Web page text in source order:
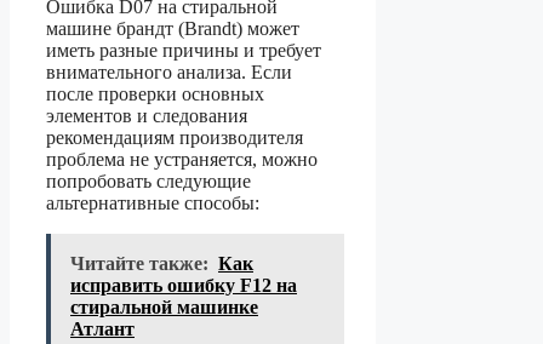
Ошибка D07 на стиральной
машине брандт (Brandt) может
иметь разные причины и требует
внимательного анализа. Если
после проверки основных
элементов и следования
рекомендациям производителя
проблема не устраняется, можно
попробовать следующие
альтернативные способы:
Читайте также: Как
исправить ошибку F12 на
стиральной машинке
Атлант